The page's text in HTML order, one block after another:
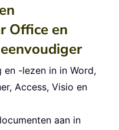
Office en
-lezen in in Word,
Access, Visio en
aan in